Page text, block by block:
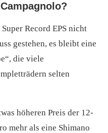
Record EPS nicht
gestehen, es bleibt eine
die viele
selten
höheren Preis der 12-
mehr als eine Shimano